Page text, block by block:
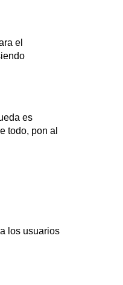
el
es
todo, pon al
los usuarios